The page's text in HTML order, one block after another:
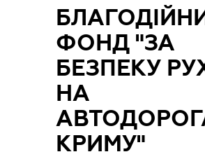
ФОНД "ЗА
БЕЗПЕКУ
НА
КРИМУ"